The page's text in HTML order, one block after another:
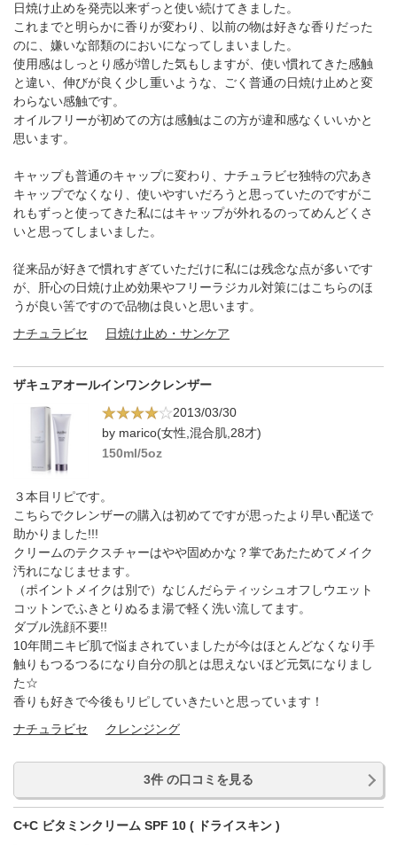
日焼け止めを発売以来ずっと使い続けてきました。
これまでと明らかに香りが変わり、以前の物は好きな香りだった
のに、嫌いな部類のにおいになってしまいました。
使用感はしっとり感が増した気もしますが、使い慣れてきた感触
と違い、伸びが良く少し重いような、ごく普通の日焼け止めと変
わらない感触です。
オイルフリーが初めての方は感触はこの方が違和感なくいいかと
思います。
キャップも普通のキャップに変わり、ナチュラビセ独特の穴あき
キャップでなくなり、使いやすいだろうと思っていたのですがこ
れもずっと使ってきた私にはキャップが外れるのってめんどくさ
いと思ってしまいました。
従来品が好きで慣れすぎていただけに私には残念な点が多いです
が、肝心の日焼け止め効果やフリーラジカル対策にはこちらのほ
うが良い筈ですので品物は良いと思います。
ナチュラビセ
日焼け止め・サンケア
ザキュアオールインワンクレンザー
2013/03/30
by marico(女性,混合肌,28才)
150ml/5oz
３本目リピです。
こちらでクレンザーの購入は初めてですが思ったより早い配送で
助かりました!!!
クリームのテクスチャーはやや固めかな？掌であたためてメイク
汚れになじませます。
（ポイントメイクは別で）なじんだらティッシュオフしウエット
コットンでふきとりぬるま湯で軽く洗い流してます。
ダブル洗顔不要!!
10年間ニキビ肌で悩まされていましたが今はほとんどなくなり手
触りもつるつるになり自分の肌とは思えないほど元気になりまし
た☆
香りも好きで今後もリピしていきたいと思っています！
ナチュラビセ
クレンジング
3件 の口コミを見る
C+C ビタミンクリーム SPF 10 ( ドライスキン )